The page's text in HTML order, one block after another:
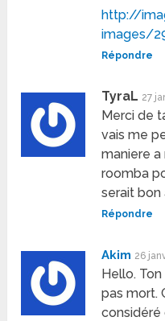
http://
images/
Répondre
TyraL 27
Merci de
vais me
maniere
roomba
serait bon
Répondre
Akim 26
Hello.
pas mort.
considéré